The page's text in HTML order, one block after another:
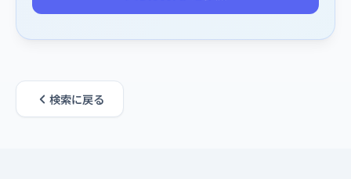
検索に戻る